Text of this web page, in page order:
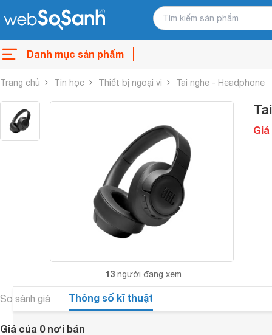
Danh mục sản phẩm
Trang chủ Tin học Thiết bị ngoại vi Tai nghe - Headphone
13 người đang xem
So sánh giá Thông số kĩ thuật
Giá của 0 nơi bán